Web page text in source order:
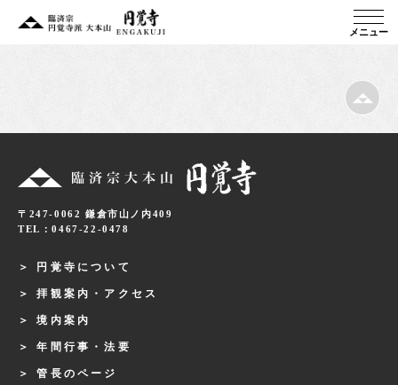
メニュー
〒247-0062 鎌倉市山ノ内409
TEL：0467-22-0478
円覚寺について
拝観案内・アクセス
境内案内
年間行事・法要
管長のページ